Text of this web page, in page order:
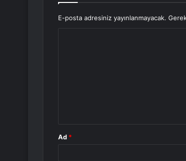
E-posta adresiniz yayınlanmayacak.
Ad *